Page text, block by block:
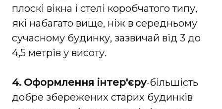
плоскі вікна і стелі коробчатого типу,
які набагато вище, ніж в середньому
сучасному будинку, зазвичай від 3 до
4,5 метрів у висоту.
4. Оформлення інтер'єру-більшість
добре збережених старих будинків